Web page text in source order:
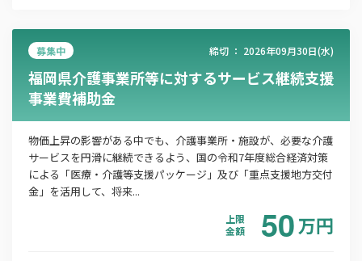
募集中 締切 ： 2026年09月30日(水)
福岡県介護事業所等に対するサービス継続支援
事業費補助金
物価上昇の影響がある中でも、介護事業所・施設が、必要な介護
サービスを円滑に継続できるよう、国の令和7年度総合経済対策
による「医療・介護等支援パッケージ」及び「重点支援地方交付
金」を活用して、将来...
上限
金額
50万円